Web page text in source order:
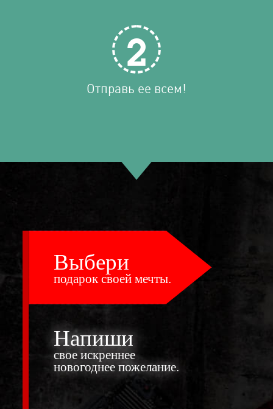
2
Отправь ее всем!
Выбери
подарок своей мечты.
Напиши
свое искреннее
новогоднее пожелание.